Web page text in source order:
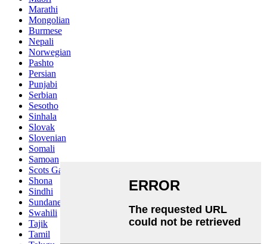
Marathi
Mongolian
Burmese
Nepali
Norwegian
Pashto
Persian
Punjabi
Serbian
Sesotho
Sinhala
Slovak
Slovenian
Somali
Samoan
Scots Gaelic
Shona
Sindhi
Sundanese
Swahili
Tajik
Tamil